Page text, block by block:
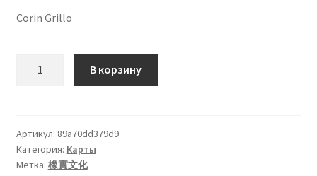
кондиционеров
Corin Grillo
招
財
魔
В корзину
Артикул: 89a70dd379d9
Категория: Карты
Метка: 橡實文化